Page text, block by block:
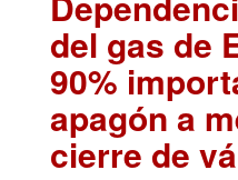
del gas de
90%
apagón a
cierre de